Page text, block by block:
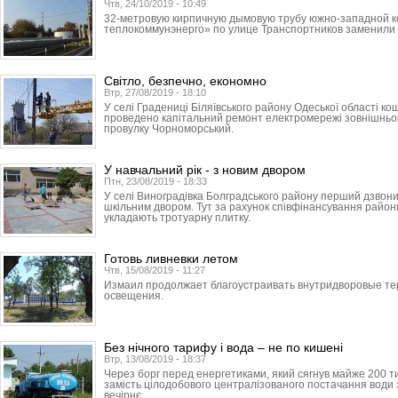
Чтв, 24/10/2019 - 10:49
32-метровую кирпичную дымовую трубу южно-западной
теплокоммунэнерго» по улице Транс­порт­ников
Світло, безпечно, економно
Втр, 27/08/2019 - 18:10
У селі Градениці Біляївського району Одеської області
проведено капітальний ремонт електромережі
провулку Чорноморський.
У навчальний рік - з новим двором
Птн, 23/08/2019 - 18:33
У селі Виноградівка Болградського району перший
шкільним двором. Тут за рахунок співфінансування
укладають тротуарну плитку.
Готовь ливневки летом
Чтв, 15/08/2019 - 11:27
Измаил продолжает благоустраивать внутридворовые
освещения.
Без нічного тарифу і вода – не по кишені
Втр, 13/08/2019 - 18:37
Через борг перед енергетиками, який сягнув майже 200
замість цілодобового централізованого постачання
вечірнє.